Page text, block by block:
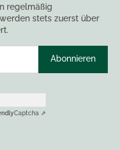
regelmäßig
stets zuerst über
Abonnieren
Captcha ⇗